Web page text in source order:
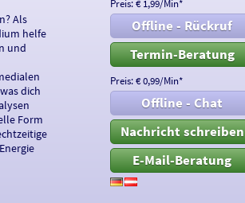
Als
helfe
und
dich
Form
Preis: € 1,99/Min*
Offline - Rückruf
Termin-Beratung
Preis: € 0,99/Min*
Offline - Chat
Nachricht schreiben
E-Mail-Beratung